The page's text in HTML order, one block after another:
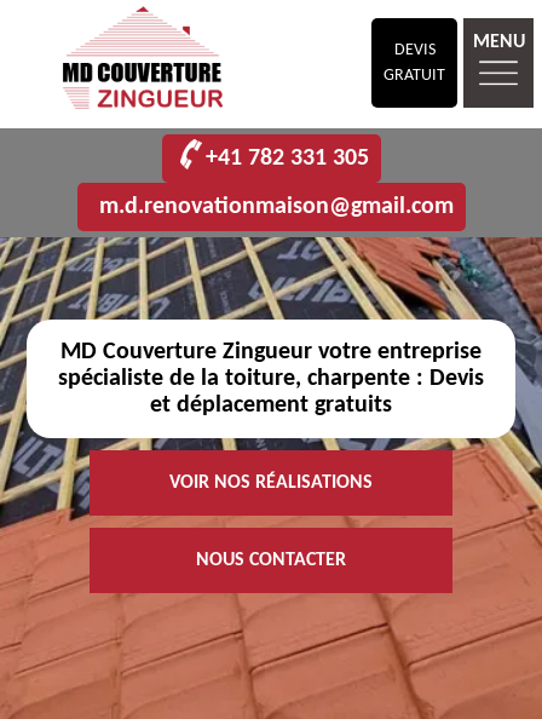
DEVIS
GRATUIT
MENU
+41 782 331 305
m.d.renovationmaison@gmail.com
MD Couverture Zingueur votre entreprise
spécialiste de la toiture, charpente : Devis
et déplacement gratuits
VOIR NOS RÉALISATIONS
NOUS CONTACTER